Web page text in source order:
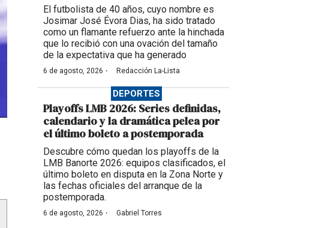
El futbolista de 40 años, cuyo nombre es
Josimar José Évora Dias, ha sido tratado
como un flamante refuerzo ante la hinchada
que lo recibió con una ovación del tamaño
de la expectativa que ha generado
6 de agosto, 2026 · Redacción La-Lista
DEPORTES
Playoffs LMB 2026: Series definidas,
calendario y la dramática pelea por
el último boleto a postemporada
Descubre cómo quedan los playoffs de la
LMB Banorte 2026: equipos clasificados, el
último boleto en disputa en la Zona Norte y
las fechas oficiales del arranque de la
postemporada.
6 de agosto, 2026 · Gabriel Torres